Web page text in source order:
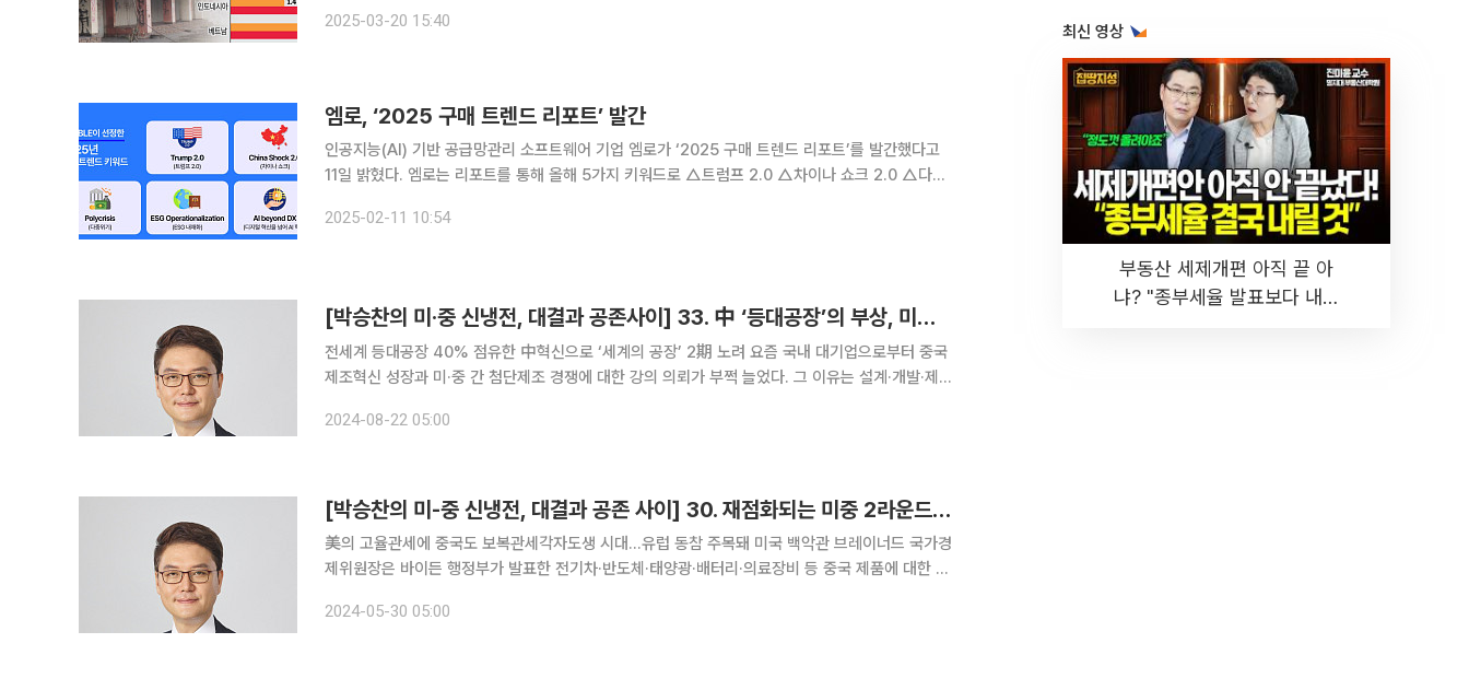
것으로 우려된다. 이에 ‘차이나쇼크 2.0’이 전 세계 일자리를 파괴하고
2025-03-20 15:40
엠로, ‘2025 구매 트렌드 리포트’ 발간
인공지능(AI) 기반 공급망관리 소프트웨어 기업 엠로가 ‘2025 구매 트렌드 리포트’를 발간했다고
11일 밝혔다. 엠로는 리포트를 통해 올해 5가지 키워드로 △트럼프 2.0 △차이나 쇼크 2.0 △다중
2025-02-11 10:54
[박승찬의 미·중 신냉전, 대결과 공존사이] 33. 中 ‘등대공장’의 부상, 미국의 반격은
전세계 등대공장 40% 점유한 中혁신으로 ‘세계의 공장’ 2期 노려 요즘 국내 대기업으로부터 중국
제조혁신 성장과 미·중 간 첨단제조 경쟁에 대한 강의 의뢰가 부쩍 늘었다. 그 이유는 설계·개발·제조
형 생산공장인, 이른바 스마트팩토리가 빠르게 중국 제조생태계를 바
2024-08-22 05:00
[박승찬의 미-중 신냉전, 대결과 공존 사이] 30. 재점화되는 미중 2라운드 무역전쟁
美의 고율관세에 중국도 보복관세각자도생 시대…유럽 동참 주목돼 미국 백악관 브레이너드 국가경
제위원장은 바이든 행정부가 발표한 전기차·반도체·태양광·배터리·의료장비 등 중국 제품에 대한 관
위한 것이라고 밝혔다. 차이나쇼크는 중국의 저가 물품 수출로 인해
2024-05-30 05:00
최신 영상
부동산 세제개편 아직 끝 아
냐? "종부세율 발표보다 내릴